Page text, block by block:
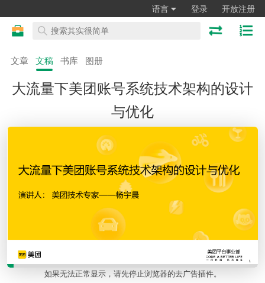
语言 登录 开放注册
文章 文稿 书库 图册
大流量下美团账号系统技术架构的设计
与优化
如果无法正常显示，请先停止浏览器的去广告插件。